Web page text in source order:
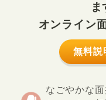
ま
オンライン
無料説
なごやかな